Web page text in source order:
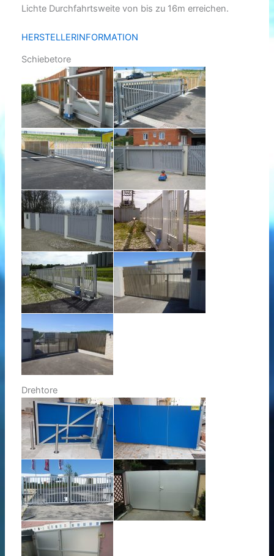
Lichte Durchfahrtsweite von bis zu 16m erreichen.
HERSTELLERINFORMATION
Schiebetore
Drehtore